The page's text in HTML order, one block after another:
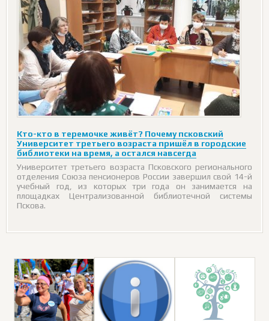
Кто-кто в теремочке живёт? Почему псковский
Университет третьего возраста пришёл в городские
библиотеки на время, а остался навсегда
Университет третьего возраста Псковского регионального
отделения Союза пенсионеров России завершил свой 14-й
учебный год, из которых три года он занимается на
площадках Централизованной библиотечной системы
Пскова.